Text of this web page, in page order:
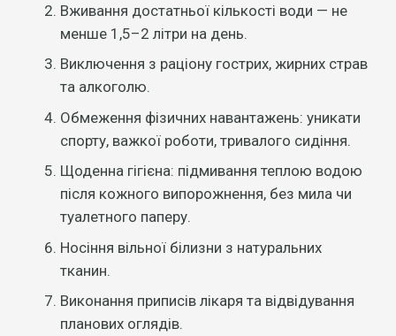
Вживання достатньої кількості води — не
менше 1,5–2 літри на день.
Виключення з раціону гострих, жирних страв
та алкоголю.
Обмеження фізичних навантажень: уникати
спорту, важкої роботи, тривалого сидіння.
Щоденна гігієна: підмивання теплою водою
після кожного випорожнення, без мила чи
туалетного паперу.
Носіння вільної білизни з натуральних
тканин.
Виконання приписів лікаря та відвідування
планових оглядів.